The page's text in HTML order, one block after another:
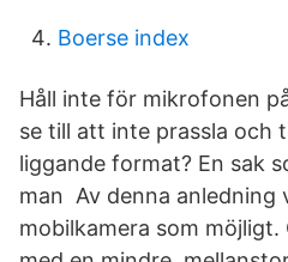
Boerse index
Håll inte för mikrofonen
se till att inte prassla och
liggande format? En sak
man Av denna anledning
mobilkamera som